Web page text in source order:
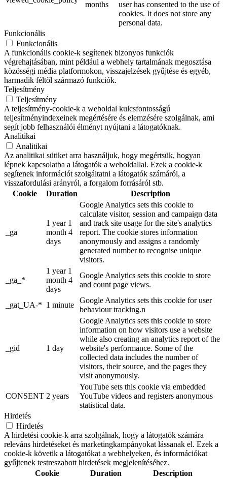
months
user has consented to the use of
cookies. It does not store any
personal data.
Funkcionális
Funkcionális
A funkcionális cookie-k segítenek bizonyos funkciók
végrehajtásában, mint például a webhely tartalmának megosztása
közösségi média platformokon, visszajelzések gyűjtése és egyéb,
harmadik féltől származó funkciók.
Teljesítmény
Teljesítmény
A teljesítmény-cookie-k a weboldal kulcsfontosságú
teljesítményindexeinek megértésére és elemzésére szolgálnak, ami
segít jobb felhasználói élményt nyújtani a látogatóknak.
Analitikai
Analitikai
Az analitikai sütiket arra használjuk, hogy megértsük, hogyan
lépnek kapcsolatba a látogatók a weboldallal. Ezek a cookie-k
segítenek információt szolgáltatni a látogatók számáról, a
visszafordulási arányról, a forgalom forrásáról stb.
Cookie
Duration Description
_ga
1 year 1
month 4
days
Google Analytics sets this cookie to
calculate visitor, session and campaign data
and track site usage for the site's analytics
report. The cookie stores information
anonymously and assigns a randomly
generated number to recognise unique
visitors.
_ga_*
1 year 1
month 4
days
Google Analytics sets this cookie to store
and count page views.
_gat_UA-* 1 minute
Google Analytics sets this cookie for user
behaviour tracking.n
_gid 1 day
Google Analytics sets this cookie to store
information on how visitors use a website
while also creating an analytics report of the
website's performance. Some of the
collected data includes the number of
visitors, their source, and the pages they
visit anonymously.
CONSENT 2 years
YouTube sets this cookie via embedded
YouTube videos and registers anonymous
statistical data.
Hirdetés
Hirdetés
A hirdetési cookie-k arra szolgálnak, hogy a látogatók számára
releváns hirdetéseket és marketingkampányokat lássanak el. Ezek a
cookie-k követik a látogatókat a webhelyeken, és információkat
gyűjtenek testreszabott hirdetések megjelenítéséhez.
Cookie
Duration Description